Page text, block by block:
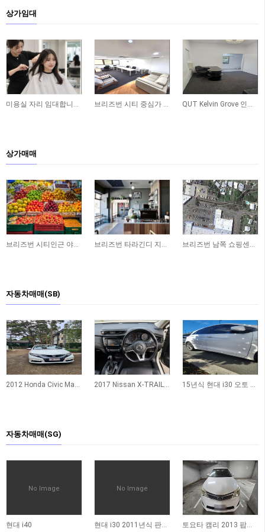
상가임대
796 미용실 자리 임대합니다 - Yeronga 2,426 브리즈번 시티 중심가 사무실 공간 임대합니다 2,831 QUT Kelvin Grove 인근 오피스 공간 임대합니다
상가매매
7,080 브리즈번 시티인근 야채가게 상가 매매합니다 10,981 브리즈번 타라긴디 지역 독립 상가 매매 (250sqm) 11,810 브리즈번 남쪽 쇼핑센터에 위치한 상가 매매합니다 ​
자동차매매(SB)
4 2012 Honda Civic Manual 팝니다! 6 2017 Nissan X-TRAIL ST-L 판매합니다 15 15년식 현대 i30 오토 풀옵션 (16만km / RWC완료 / 풀 로그북 / $10,30…
자동차매매(SG)
No Image
555
현대 i40
No Image
542 현대 i30 2011년식 판매합니다 551 토요타 캠리 2013 팝니다 (판매완료)